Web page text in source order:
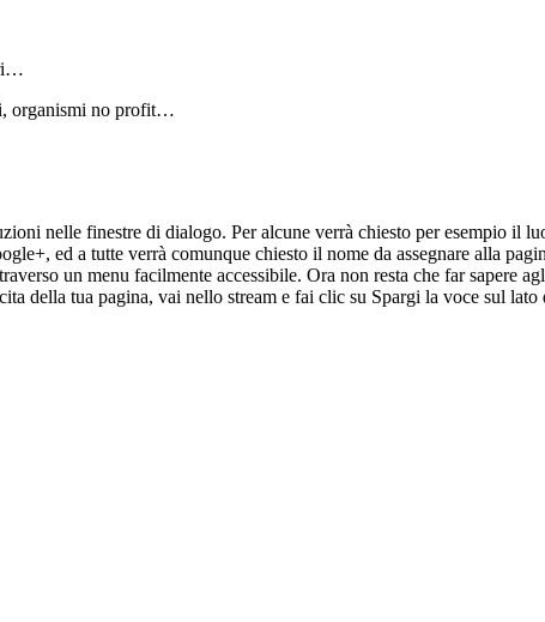
organismi no profit…
nelle finestre di dialogo. Per alcune verrà chiesto per esempio il
ed a tutte verrà comunque chiesto il nome da assegnare alla
un menu facilmente accessibile. Ora non resta che far sapere
della tua pagina, vai nello stream e fai clic su Spargi la voce sul lato